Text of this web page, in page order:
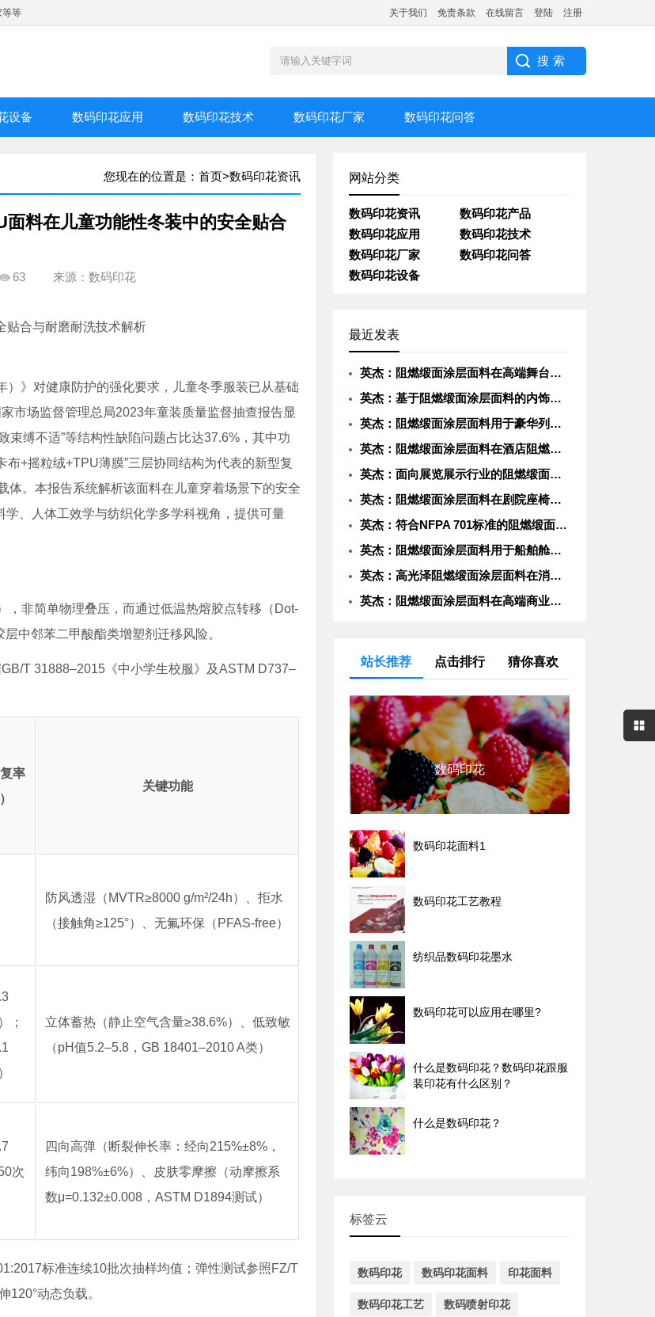
等等 关于我们 免责条款 在线留言 登陆 注册
设备 数码印花应用 数码印花技术 数码印花厂家 数码印花问答
您现在的位置是： 首页>数码印花资讯
料在儿童功能性冬装中的安全贴合
63 来源：数码印花
贴合与耐磨耐洗技术解析
》对健康防护的强化要求，儿童冬季服装已从基础
场监督管理总局2023年童装质量监督抽查报告显
束缚不适”等结构性缺陷问题占比达37.6%，其中功
+摇粒绒+TPU薄膜”三层协同结构为代表的新型复
。本报告系统解析该面料在儿童穿着场景下的安全
、人体工效学与纺织化学多学科视角，提供可量
非简单物理叠压，而通过低温热熔胶点转移（Dot-
中邻苯二甲酸酯类增塑剂迁移风险。
T 31888–2015《中小学生校服》及ASTM D737–
率
关键功能
防风透湿（MVTR≥8000 g/m²/24h）、拒水
（接触角≥125°）、无氟环保（PFAS-free）
；
立体蓄热（静止空气含量≥38.6%）、低致敏
（pH值5.2–5.8，GB 18401–2010 A类）
次
四向高弹（断裂伸长率：经向215%±8%，
纬向198%±6%）、皮肤零摩擦（动摩擦系
数μ=0.132±0.008，ASTM D1894测试）
标准连续10批次抽样均值；弹性测试参照FZ/T
动态负载。
网站分类
数码印花资讯
数码印花产品
数码印花应用
数码印花技术
数码印花厂家
数码印花问答
数码印花设备
最近发表
英杰：阻燃缎面涂层面料在高端舞台幕布中的应用性能研究
英杰：基于阻燃缎面涂层面料的内饰材料开发与测试
英杰：阻燃缎面涂层面料用于豪华列车包厢装饰的防火安全评估
英杰：阻燃缎面涂层面料在酒店阻燃窗帘系统中的工程化应用
英杰：面向展览展示行业的阻燃缎面涂层面料结构优化与耐久性分析
英杰：阻燃缎面涂层面料在剧院座椅包覆中的燃烧特性与舒适性平衡
英杰：符合NFPA 701标准的阻燃缎面涂层面料在公共空间软装中的实践
英杰：阻燃缎面涂层面料用于船舶舱室内饰的耐候性与阻燃协同机制
英杰：高光泽阻燃缎面涂层面料在消防应急指挥帐篷中的功能集成设计
英杰：阻燃缎面涂层面料在高端商业空间声学装饰中的复合性能探索
站长推荐 点击排行 猜你喜欢
数码印花
数码印花面料1
数码印花工艺教程
纺织品数码印花墨水
数码印花可以应用在哪里?
什么是数码印花？数码印花跟服
装印花有什么区别？
什么是数码印花？
标签云
数码印花 数码印花面料 印花面料
数码印花工艺 数码喷射印花